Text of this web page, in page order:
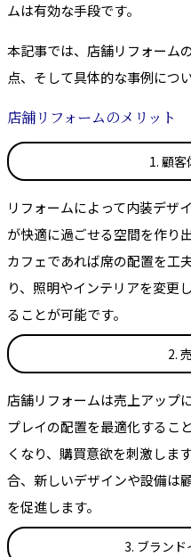
ムは有効な手段です。
本記事では、店舗リフォーム
点、そして具体的な事例につ
店舗リフォームのメリット
1. 顧
リフォームによって内装デザ
が快適に過ごせる空間を作り
カフェであれば席の配置を工
り、照明やインテリアを変更
ることが可能です。
2.
店舗リフォームは売上アップ
プレイの配置を最適化するこ
くなり、購買意欲を刺激しま
合、新しいデザインや設備は
を促進します。
3. ブラン